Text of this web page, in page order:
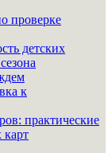
проверке
детских
к
практические
карт